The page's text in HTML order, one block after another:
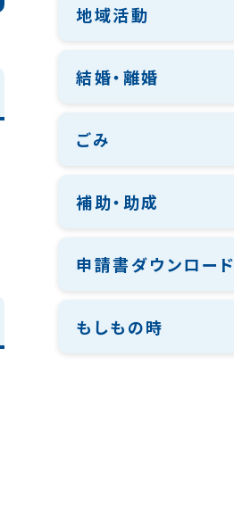
地域活動
結婚・離婚
ごみ
補助・助成
申請書ダウンロード
もしもの時